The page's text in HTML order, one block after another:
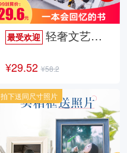
最受欢迎轻奢文艺照片书
¥29.52 ¥58.2
拍下送同尺寸照片